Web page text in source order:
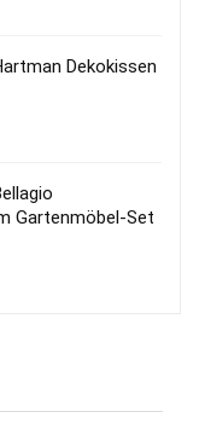
Dekokissen
Gartenmöbel-Set